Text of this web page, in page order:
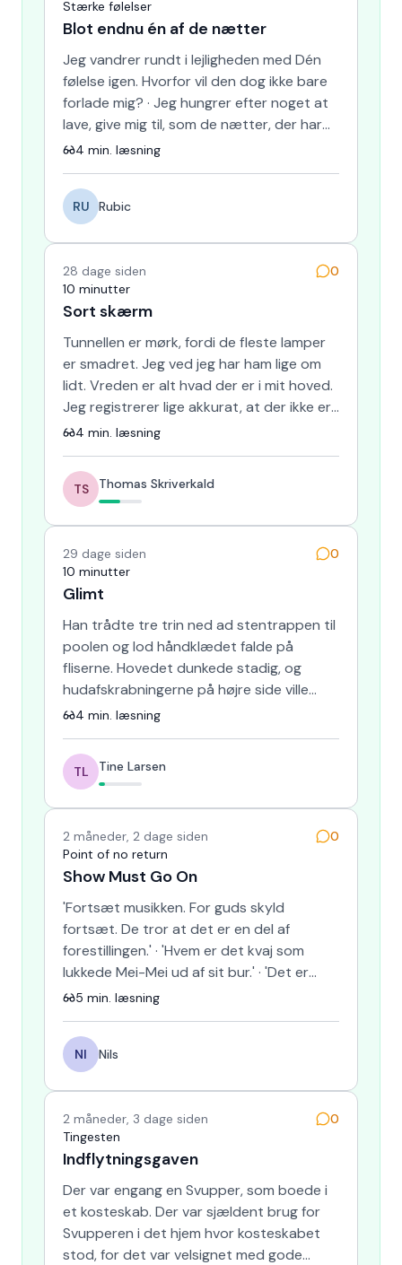
Stærke følelser
Blot endnu én af de nætter
Jeg vandrer rundt i lejligheden med Dén
følelse igen. Hvorfor vil den dog ikke bare
forlade mig? · Jeg hungrer efter noget at
lave, give mig til, som de nætter, der har
været så ma…
4 min. læsning
RU Rubic
28 dage siden
0
10 minutter
Sort skærm
Tunnellen er mørk, fordi de fleste lamper
er smadret. Jeg ved jeg har ham lige om
lidt. Vreden er alt hvad der er i mit hoved.
Jeg registrerer lige akkurat, at der ikke er
andre i …
4 min. læsning
TS Thomas Skriverkald
29 dage siden
0
10 minutter
Glimt
Han trådte tre trin ned ad stentrappen til
poolen og lod håndklædet falde på
fliserne. Hovedet dunkede stadig, og
hudafskrabningerne på højre side ville
kunne mærkes, når han kaste…
4 min. læsning
TL Tine Larsen
2 måneder, 2 dage siden
0
Point of no return
Show Must Go On
'Fortsæt musikken. For guds skyld
fortsæt. De tror at det er en del af
forestillingen.' · 'Hvem er det kvaj som
lukkede Mei-Mei ud af sit bur.' · 'Det er
ligemeget lige nu, Pierre.…
5 min. læsning
NI Nils
2 måneder, 3 dage siden
0
Tingesten
Indflytningsgaven
Der var engang en Svupper, som boede i
et kosteskab. Der var sjældent brug for
Svupperen i det hjem hvor kosteskabet
stod, for det var velsignet med gode